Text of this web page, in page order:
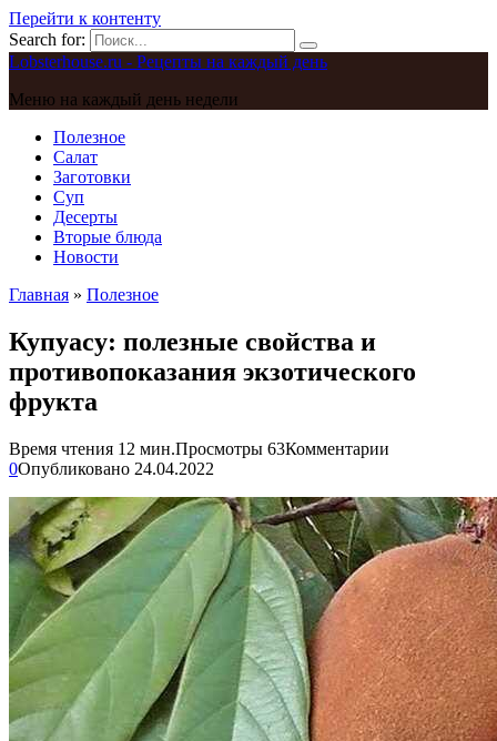
Перейти к контенту
Search for:
Lobsterhouse.ru - Рецепты на каждый день
Меню на каждый день недели
Полезное
Салат
Заготовки
Суп
Десерты
Вторые блюда
Новости
Главная » Полезное
Купуасу: полезные свойства и
противопоказания экзотического
фрукта
Время чтения 12 мин.Просмотры 63Комментарии
0Опубликовано 24.04.2022